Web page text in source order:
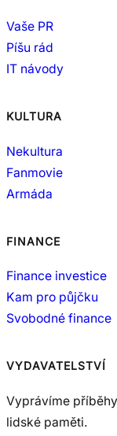
Vaše PR
Píšu rád
IT návody
KULTURA
Nekultura
Fanmovie
Armáda
FINANCE
Finance investice
Kam pro půjčku
Svobodné finance
VYDAVATELSTVÍ
Vyprávíme
lidské paměti.